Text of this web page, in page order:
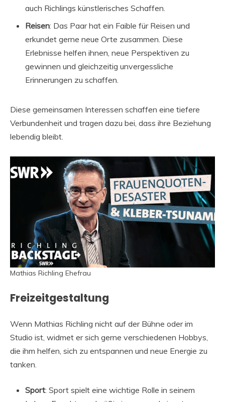
auch Richlings künstlerisches Schaffen.
Reisen: Das Paar hat ein Faible für Reisen und
erkundet gerne neue Orte zusammen. Diese
Erlebnisse helfen ihnen, neue Perspektiven zu
gewinnen und gleichzeitig unvergessliche
Erinnerungen zu schaffen.
Diese gemeinsamen Interessen schaffen eine tiefere
Verbundenheit und tragen dazu bei, dass ihre Beziehung
lebendig bleibt.
Mathias Richling Ehefrau
Freizeitgestaltung
Wenn Mathias Richling nicht auf der Bühne oder im
Studio ist, widmet er sich gerne verschiedenen Hobbys,
die ihm helfen, sich zu entspannen und neue Energie zu
tanken.
Sport: Sport spielt eine wichtige Rolle in seinem